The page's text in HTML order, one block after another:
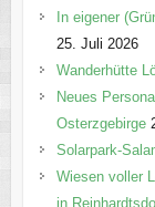
In eigener
25. Juli 2026
Wanderhütte
Neues
Osterzgebirge
Solarpark-
Wiesen voller
in